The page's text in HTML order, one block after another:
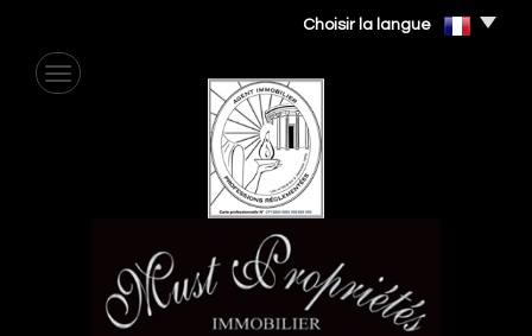
Choisir la langue